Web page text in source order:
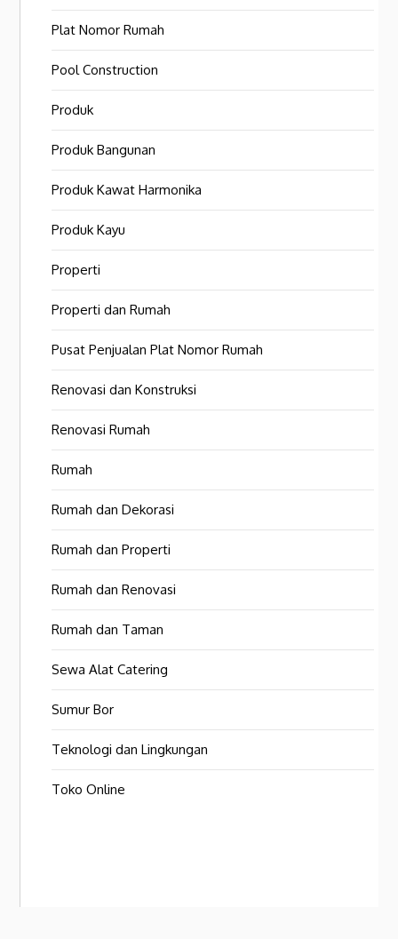
Plat Nomor Rumah
Pool Construction
Produk
Produk Bangunan
Produk Kawat Harmonika
Produk Kayu
Properti
Properti dan Rumah
Pusat Penjualan Plat Nomor Rumah
Renovasi dan Konstruksi
Renovasi Rumah
Rumah
Rumah dan Dekorasi
Rumah dan Properti
Rumah dan Renovasi
Rumah dan Taman
Sewa Alat Catering
Sumur Bor
Teknologi dan Lingkungan
Toko Online